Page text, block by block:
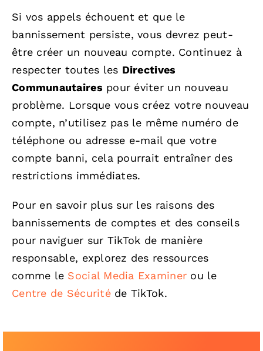
Si vos appels échouent et que le
bannissement persiste, vous devrez peut-
être créer un nouveau compte. Continuez à
respecter toutes les Directives
Communautaires pour éviter un nouveau
problème. Lorsque vous créez votre nouveau
compte, n’utilisez pas le même numéro de
téléphone ou adresse e-mail que votre
compte banni, cela pourrait entraîner des
restrictions immédiates.
Pour en savoir plus sur les raisons des
bannissements de comptes et des conseils
pour naviguer sur TikTok de manière
responsable, explorez des ressources
comme le Social Media Examiner ou le
Centre de Sécuritéde TikTok.